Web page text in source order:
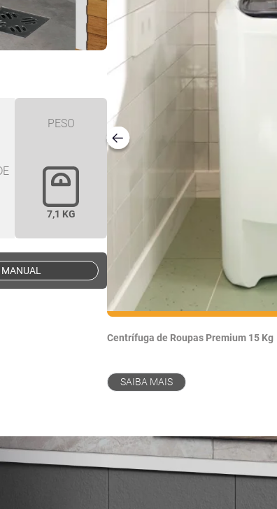
PESO
7,1 KG
Centrífuga de Roupas Premium 15 Kg
SAIBA MAIS